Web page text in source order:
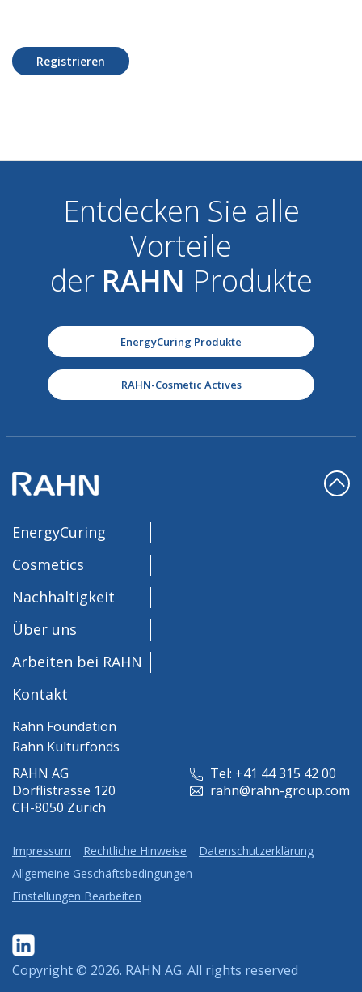
Registrieren
Entdecken Sie alle
Vorteile
der RAHN Produkte
EnergyCuring Produkte
RAHN-Cosmetic Actives
RAHN AG
Dörflistrasse 120
CH-8050 Zürich
Tel: +41 44 315 42 00
rahn@rahn-group.com
EnergyCuring
Cosmetics
Nachhaltigkeit
Über uns
Arbeiten bei RAHN
Kontakt
Rahn Foundation
Rahn Kulturfonds
Impressum Rechtliche Hinweise
Datenschutzerklärung
Allgemeine Geschäftsbedingungen
Einstellungen Bearbeiten
Copyright © 2026. RAHN AG. All rights reserved